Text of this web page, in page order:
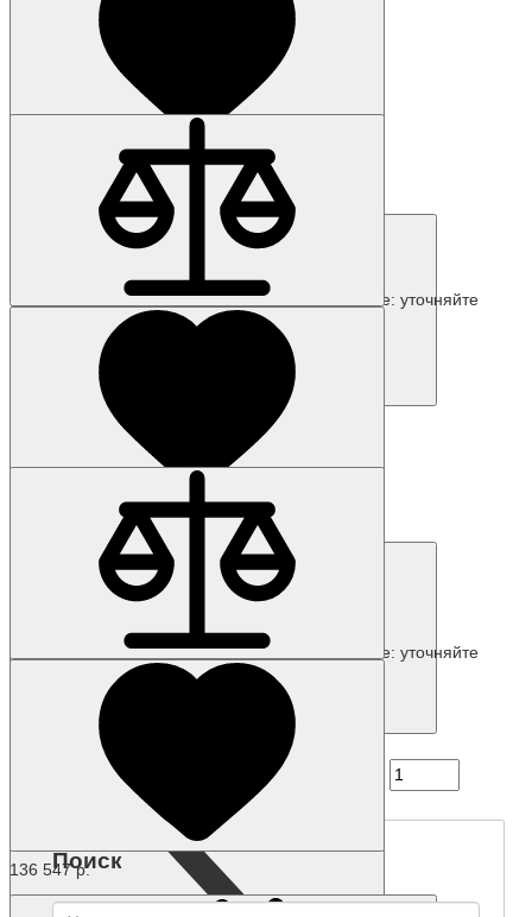
6FC5203-0AF21-0AA1
Наличие: уточняйте
Код товара: 48671-01
Наличие: уточняйте
Код товара: 14736-01
136 547 р.Поиск